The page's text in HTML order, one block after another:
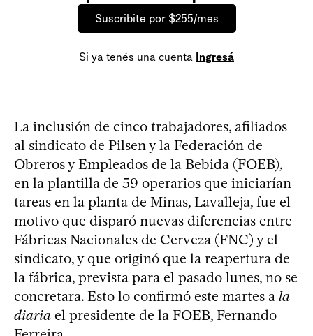
Suscribite por $255/mes
Si ya tenés una cuenta Ingresá
La inclusión de cinco trabajadores, afiliados
al sindicato de Pilsen y la Federación de
Obreros y Empleados de la Bebida (FOEB),
en la plantilla de 59 operarios que iniciarían
tareas en la planta de Minas, Lavalleja, fue el
motivo que disparó nuevas diferencias entre
Fábricas Nacionales de Cerveza (FNC) y el
sindicato, y que originó que la reapertura de
la fábrica, prevista para el pasado lunes, no se
concretara. Esto lo confirmó este martes a la
diaria el presidente de la FOEB, Fernando